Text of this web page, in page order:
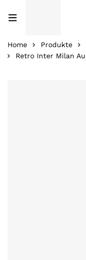
Home Produkte
Retro Inter Milan